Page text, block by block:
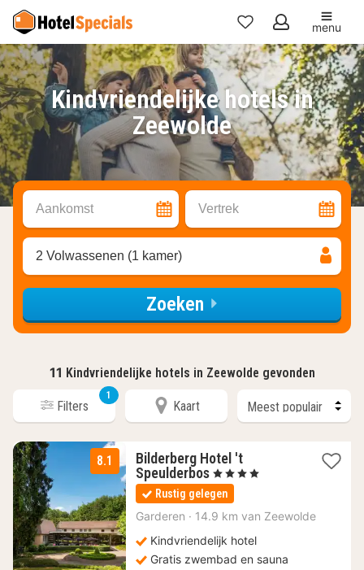
Mijn
favorieten
menu
Kindvriendelijke hotels in
Zeewolde
Aankomst Vertrek
2 Volwassenen (1 kamer)
Zoeken
11 Kindvriendelijke hotels in Zeewolde gevonden
Filters
1
Kaart
8.1
Bilderberg Hotel 't
Speulderbos 1
nacht
vanaf
89,10
, 4 Sterren
Rustig gelegen
Garderen · 14.9 km van Zeewolde
Kindvriendelijk hotel
Gratis zwembad en sauna